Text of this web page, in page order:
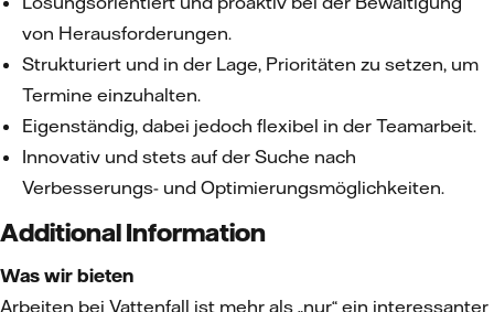
von Herausforderungen.
Strukturiert und in der Lage, Prioritäten zu setzen, um
Termine einzuhalten.
Eigenständig, dabei jedoch flexibel in der Teamarbeit.
Innovativ und stets auf der Suche nach
Verbesserungs- und Optimierungsmöglichkeiten.
Additional Information
Was wir bieten
Arbeiten bei Vattenfall ist mehr als „nur“ ein interessanter